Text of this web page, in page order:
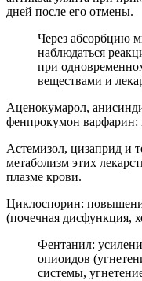
дней после его отмены.
Через абсорбцию
наблюдаться
при
веществами и
Аценокумарол,
фенпрокумон варфарин:
Астемизол, цизаприд и
метаболизм этих
плазме крови.
Циклоспорин:
(почечная дисфункция,
Фентанил:
опиоидов
системы,